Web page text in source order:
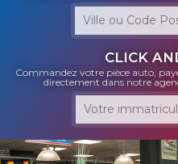
CLICK
Commandez votre pièce auto,
directement dans notre